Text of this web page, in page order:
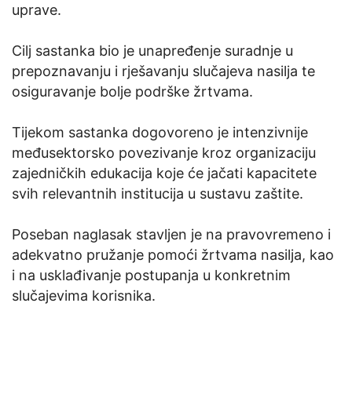
uprave.
Cilj sastanka bio je unapređenje suradnje u
prepoznavanju i rješavanju slučajeva nasilja te
osiguravanje bolje podrške žrtvama.
Tijekom sastanka dogovoreno je intenzivnije
međusektorsko povezivanje kroz organizaciju
zajedničkih edukacija koje će jačati kapacitete
svih relevantnih institucija u sustavu zaštite.
Poseban naglasak stavljen je na pravovremeno i
adekvatno pružanje pomoći žrtvama nasilja, kao
i na usklađivanje postupanja u konkretnim
slučajevima korisnika.